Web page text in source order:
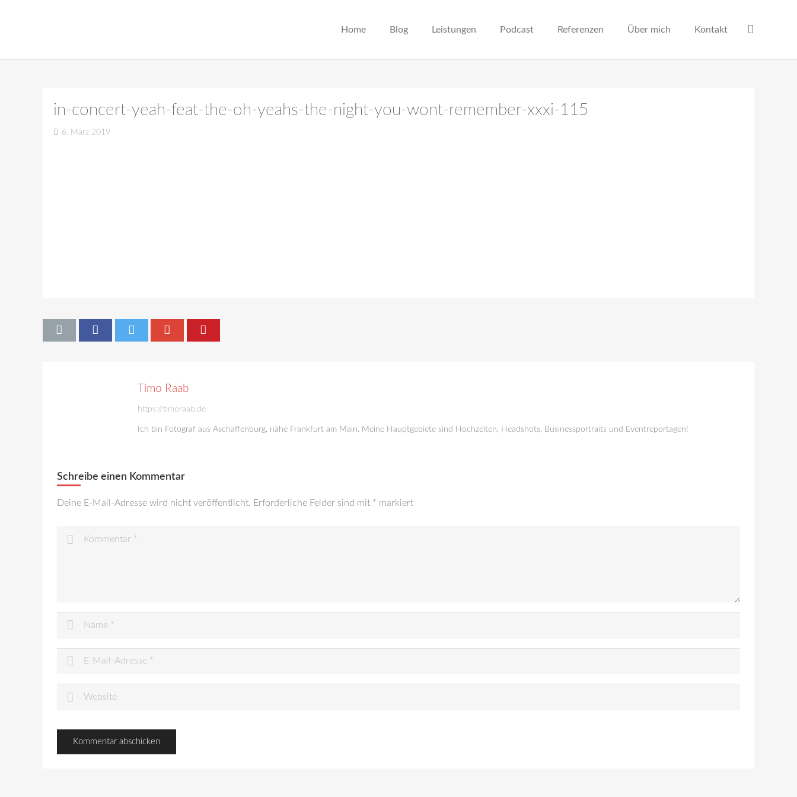
Home Blog Leistungen Podcast Referenzen Über mich Kontakt
in-concert-yeah-feat-the-oh-yeahs-the-night-you-wont-remember-xxxi-115
6. März 2019
Timo Raab
https://timoraab.de
Ich bin Fotograf aus Aschaffenburg, nähe Frankfurt am Main. Meine Hauptgebiete sind Hochzeiten, Headshots, Businessportraits und Eventreportagen!
Schreibe einen Kommentar
Deine E-Mail-Adresse wird nicht veröffentlicht. Erforderliche Felder sind mit * markiert